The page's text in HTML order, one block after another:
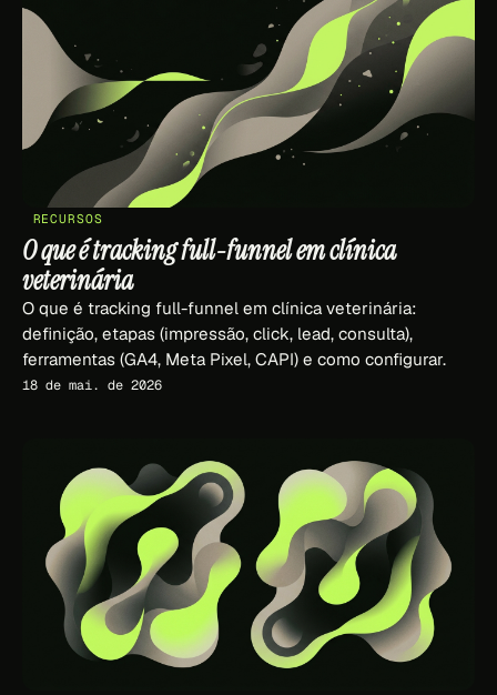
RECURSOS
O que é tracking full-funnel em clínica
veterinária
O que é tracking full-funnel em clínica veterinária:
definição, etapas (impressão, click, lead, consulta),
ferramentas (GA4, Meta Pixel, CAPI) e como configurar.
18 de mai. de 2026